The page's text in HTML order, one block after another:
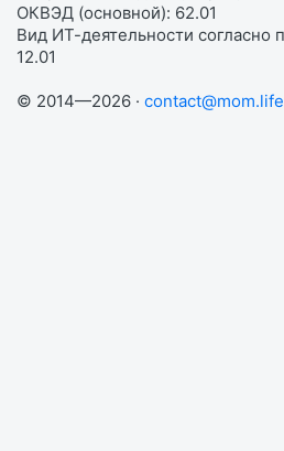
ОКВЭД (основной): 62.01
Вид ИТ-деятельности согласно
12.01
© 2014—2026 · contact@mom.life